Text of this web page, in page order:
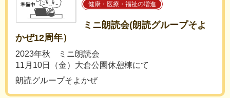
健康・医療・福祉の増進
ミニ朗読会(朗読グループそよ
かぜ12周年）
2023年秋 ミニ朗読会
11月10日（金）大倉公園休憩棟にて
朗読グループそよかぜ